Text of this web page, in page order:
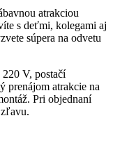
atrakciou
s deťmi, kolegami aj
súpera na odvetu
V, postačí
prenájom atrakcie na
Pri objednaní